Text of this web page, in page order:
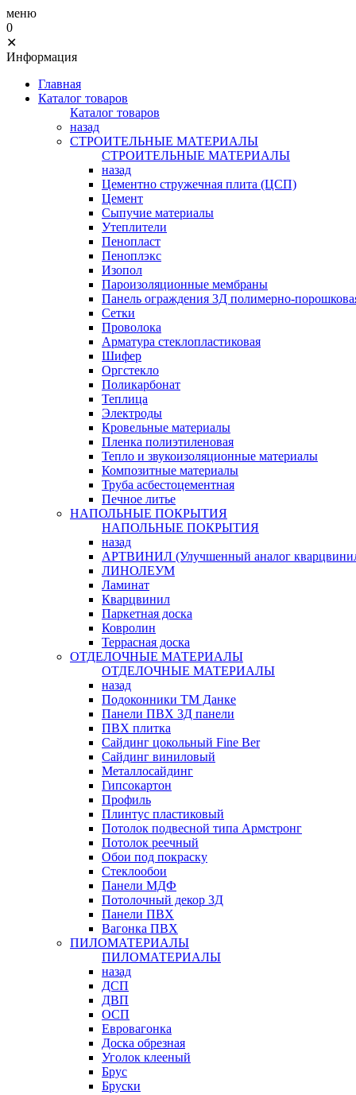
меню
0
✕
Информация
Главная
Каталог товаров
Каталог товаров
назад
СТРОИТЕЛЬНЫЕ МАТЕРИАЛЫ
СТРОИТЕЛЬНЫЕ МАТЕРИАЛЫ
назад
Цементно стружечная плита (ЦСП)
Цемент
Сыпучие материалы
Утеплители
Пенопласт
Пеноплэкс
Изопол
Пароизоляционные мембраны
Панель ограждения 3Д полимерно-
Сетки
Проволока
Арматура стеклопластиковая
Шифер
Оргстекло
Поликарбонат
Теплица
Электроды
Кровельные материалы
Пленка полиэтиленовая
Тепло и звукоизоляционные материалы
Композитные материалы
Труба асбестоцементная
Печное литье
НАПОЛЬНЫЕ ПОКРЫТИЯ
НАПОЛЬНЫЕ ПОКРЫТИЯ
назад
АРТВИНИЛ (Улучшенный аналог
ЛИНОЛЕУМ
Ламинат
Кварцвинил
Паркетная доска
Ковролин
Террасная доска
ОТДЕЛОЧНЫЕ МАТЕРИАЛЫ
ОТДЕЛОЧНЫЕ МАТЕРИАЛЫ
назад
Подоконники ТМ Данке
Панели ПВХ 3Д панели
ПВХ плитка
Сайдинг цокольный Fine Ber
Сайдинг виниловый
Металлосайдинг
Гипсокартон
Профиль
Плинтус пластиковый
Потолок подвесной типа Армстронг
Потолок реечный
Обои под покраску
Стеклообои
Панели МДФ
Потолочный декор 3Д
Панели ПВХ
Вагонка ПВХ
ПИЛОМАТЕРИАЛЫ
ПИЛОМАТЕРИАЛЫ
назад
ДСП
ДВП
ОСП
Евровагонка
Доска обрезная
Уголок клееный
Брус
Бруски